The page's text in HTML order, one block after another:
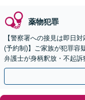
薬物犯罪
【警察署への接見は即日
(予約制)】ご家族が犯罪容
弁護士が身柄釈放・不起
月100名以上の相談実績】